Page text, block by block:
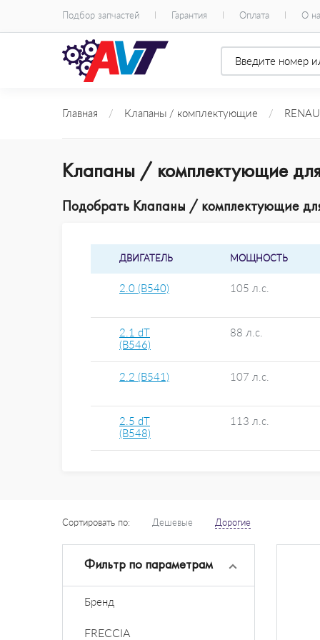
Подбор запчастей Гарантия Оплата О
Главная / Клапаны / комплектующие /
Клапаны / комплектующие для
Подобрать Клапаны / комплектующие для
ДВИГАТЕЛЬ МОЩНОСТЬ
2.0 (B540) 105 л.с.
2.1 dT
(B546)
88 л.с.
2.2 (B541) 107 л.с.
2.5 dT
(B548)
113 л.с.
Сортировать по: Дешевые Дорогие
Фильтр по параметрам
Бренд
FRECCIA